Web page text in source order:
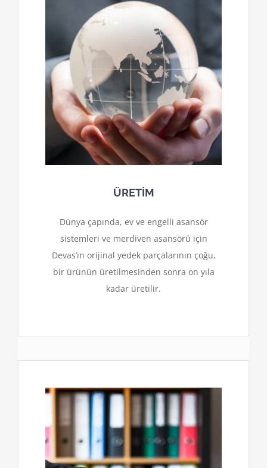
ÜRETİM
Dünya çapında, ev ve engelli asansör
sistemleri ve merdiven asansörü için
Devas’ın orijinal yedek parçalarının çoğu,
bir ürünün üretilmesinden sonra on yıla
kadar üretilir.